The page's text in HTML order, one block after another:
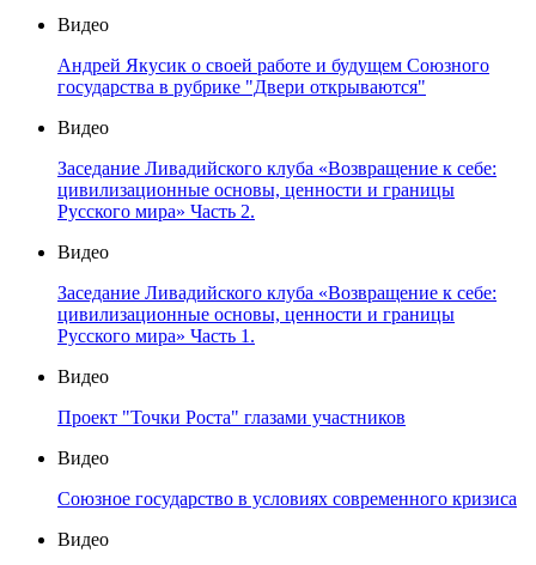
Видео
Андрей Якусик о своей работе и будущем Союзного
государства в рубрике "Двери открываются"
Видео
Заседание Ливадийского клуба «Возвращение к себе:
цивилизационные основы, ценности и границы
Русского мира» Часть 2.
Видео
Заседание Ливадийского клуба «Возвращение к себе:
цивилизационные основы, ценности и границы
Русского мира» Часть 1.
Видео
Проект "Точки Роста" глазами участников
Видео
Союзное государство в условиях современного кризиса
Видео